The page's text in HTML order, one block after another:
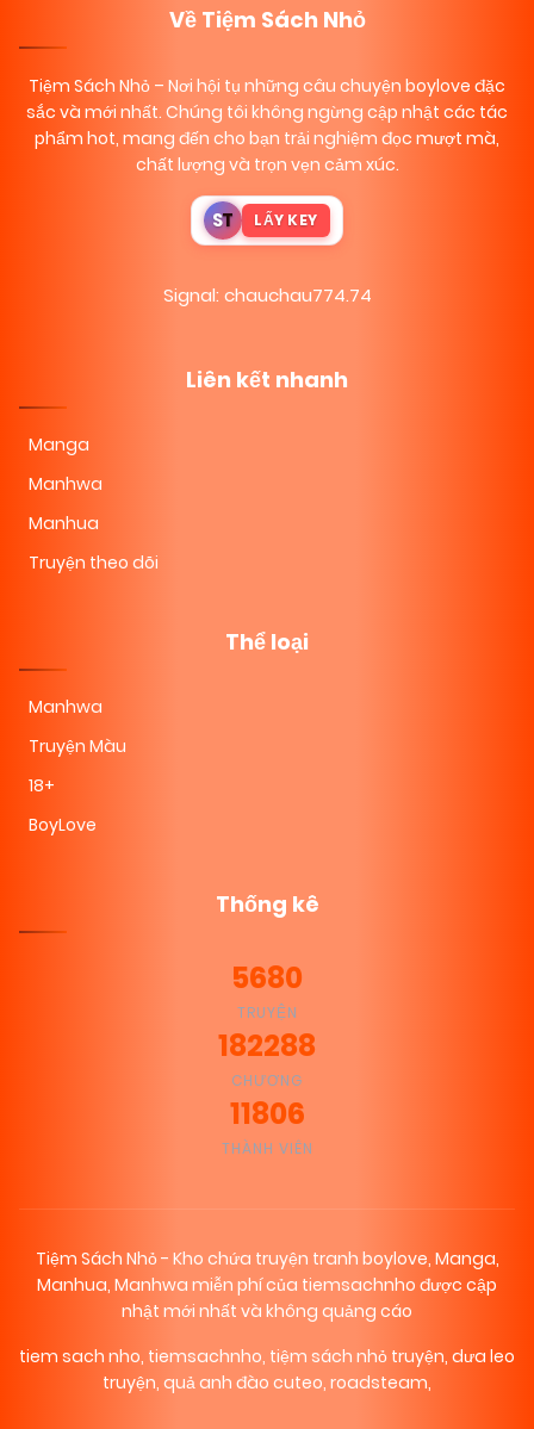
Về Tiệm Sách Nhỏ
Tiệm Sách Nhỏ – Nơi hội tụ những câu chuyện boylove đặc
sắc và mới nhất. Chúng tôi không ngừng cập nhật các tác
phẩm hot, mang đến cho bạn trải nghiệm đọc mượt mà,
chất lượng và trọn vẹn cảm xúc.
ST LẤY KEY
Signal: chauchau774.74
Liên kết nhanh
Manga
Manhwa
Manhua
Truyện theo dõi
Thể loại
Manhwa
Truyện Màu
18+
BoyLove
Thống kê
5680
TRUYỆN
182288
CHƯƠNG
11806
THÀNH VIÊN
Tiệm Sách Nhỏ - Kho chứa truyện tranh boylove, Manga,
Manhua, Manhwa miễn phí của tiemsachnho được cập
nhật mới nhất và không quảng cáo
tiem sach nho, tiemsachnho, tiệm sách nhỏ truyện, dưa leo
truyện, quả anh đào cuteo, roadsteam,